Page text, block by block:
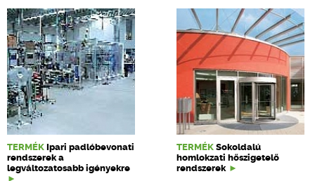
TERMÉK Ipari padlóbevonati
rendszerek a
legváltozatosabb igényekre
TERMÉK Sokoldalú
homlokzati hőszigetelő
rendszerek